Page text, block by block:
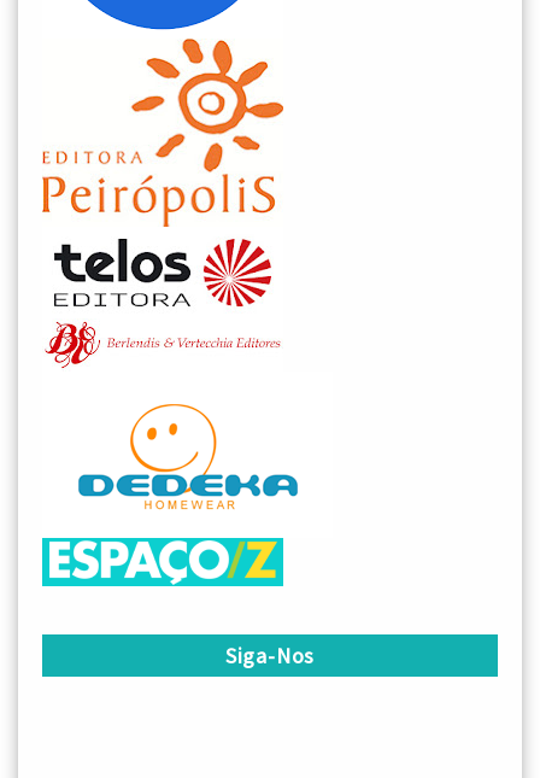
Siga-Nos